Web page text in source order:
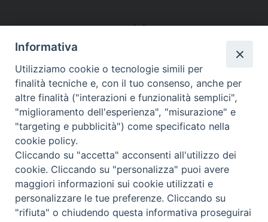
seguici su
Informativa
Utilizziamo cookie o tecnologie simili per
finalità tecniche e, con il tuo consenso, anche per
altre finalità ("interazioni e funzionalità semplici",
"miglioramento dell'esperienza", "misurazione" e
"targeting e pubblicità") come specificato nella
cookie policy.
Cliccando su "accetta" acconsenti all'utilizzo dei
cookie. Cliccando su "personalizza" puoi avere
maggiori informazioni sui cookie utilizzati e
personalizzare le tue preferenze. Cliccando su
"rifiuta" o chiudendo questa informativa proseguirai